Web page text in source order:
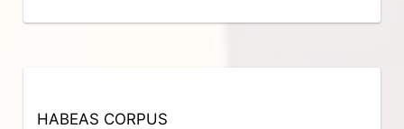
HABEAS CORPUS